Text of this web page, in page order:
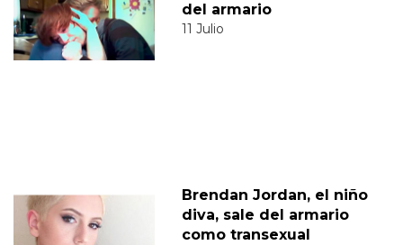
del armario
11 Julio
Brendan Jordan, el niño
diva, sale del armario
como transexual